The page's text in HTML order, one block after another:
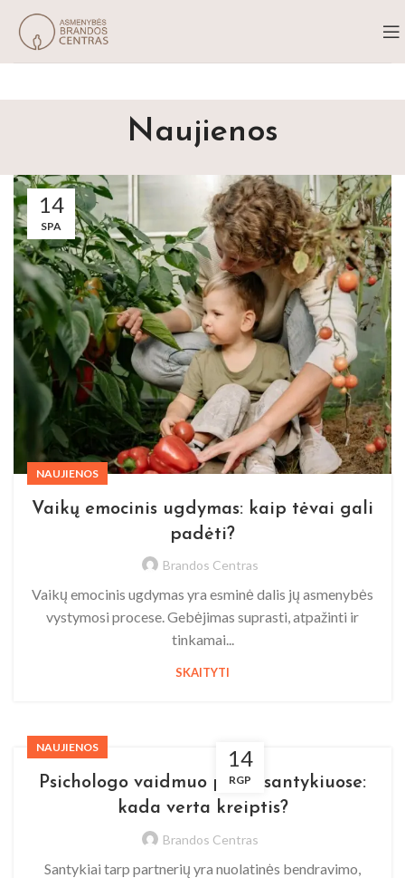
Naujienos
14
SPA
NAUJIENOS
Vaikų emocinis ugdymas: kaip tėvai gali
padėti?
Brandos Centras
Vaikų emocinis ugdymas yra esminė dalis jų asmenybės
vystymosi procese. Gebėjimas suprasti, atpažinti ir
tinkamai...
SKAITYTI
14
RGP
NAUJIENOS
Psichologo vaidmuo poros santykiuose:
kada verta kreiptis?
Brandos Centras
Santykiai tarp partnerių yra nuolatinės bendravimo,